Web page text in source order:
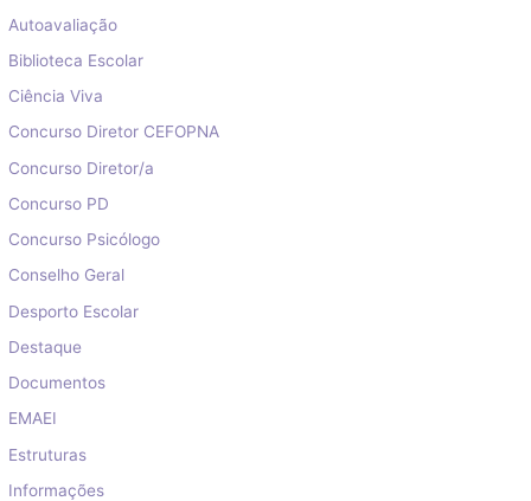
Autoavaliação
Biblioteca Escolar
Ciência Viva
Concurso Diretor CEFOPNA
Concurso Diretor/a
Concurso PD
Concurso Psicólogo
Conselho Geral
Desporto Escolar
Destaque
Documentos
EMAEI
Estruturas
Informações